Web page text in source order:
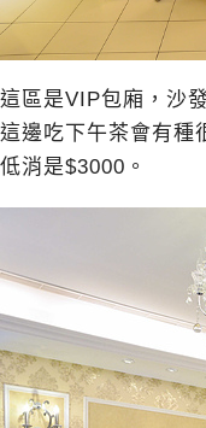
這區是VIP包廂，沙
這邊吃下午茶會有種
低消是$3000。